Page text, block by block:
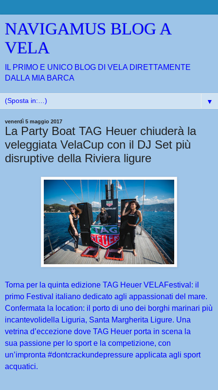
NAVIGAMUS BLOG A
VELA
IL PRIMO E UNICO BLOG DI VELA DIRETTAMENTE
DALLA MIA BARCA
▼
venerdì 5 maggio 2017
La Party Boat TAG Heuer chiuderà la
veleggiata VelaCup con il DJ Set più
disruptive della Riviera ligure
Torna per la quinta edizione TAG Heuer VELAFestival: il
primo Festival italiano dedicato agli appassionati del mare.
Confermata la location: il porto di uno dei borghi marinari più
incantevolidella Liguria, Santa Margherita Ligure. Una
vetrina d’eccezione dove TAG Heuer porta in scena la
sua passione per lo sport e la competizione, con
un’impronta #dontcrackundepressure applicata agli sport
acquatici.